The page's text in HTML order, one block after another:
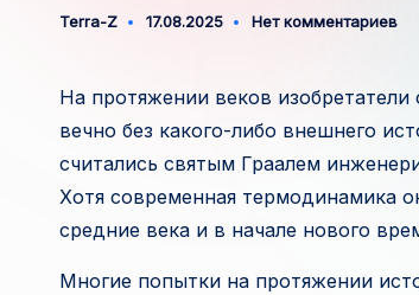
Запись
Terra-Z 17.08.2025 Нет комментариев
На протяжении веков
вечно без какого-либо внешнего
считались святым Граалем
Хотя современная термодинамика
средние века и в начале нового
Многие попытки на протяжении